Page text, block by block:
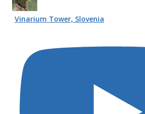
Vinarium Tower, Slovenia